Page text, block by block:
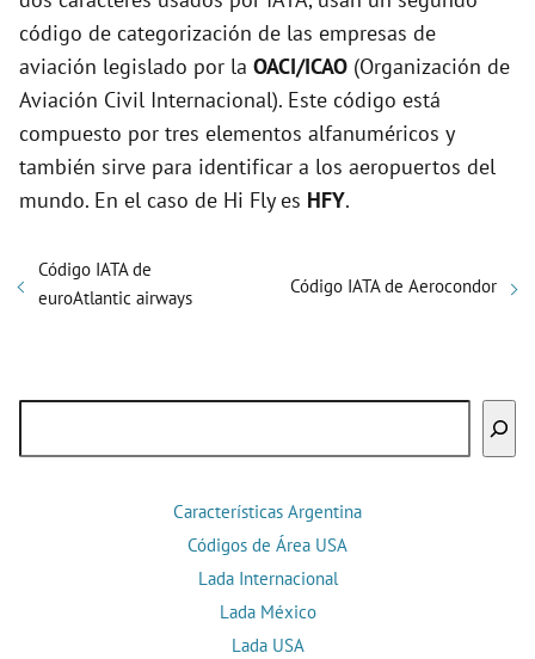
código de categorización de las empresas de
aviación legislado por la OACI/ICAO (Organización de
Aviación Civil Internacional). Este código está
compuesto por tres elementos alfanuméricos y
también sirve para identificar a los aeropuertos del
mundo. En el caso de Hi Fly es HFY.
Código IATA de
euroAtlantic airways
Código IATA de Aerocondor
Características Argentina
Códigos de Área USA
Lada Internacional
Lada México
Lada USA